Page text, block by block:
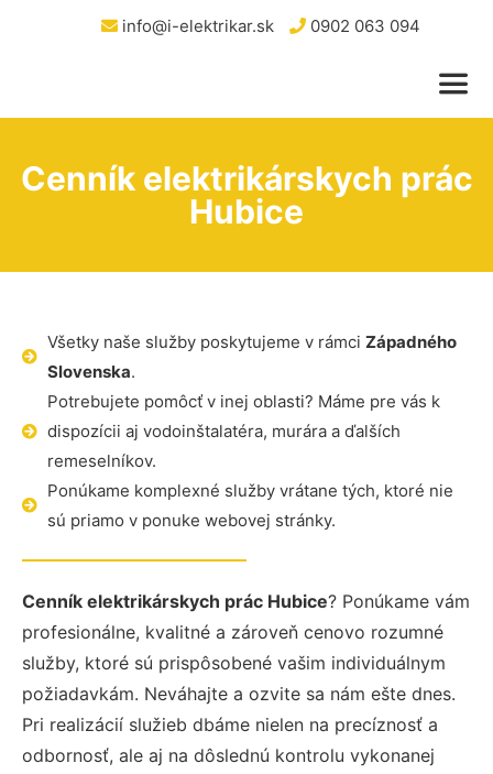
info@i-elektrikar.sk 0902 063 094
Cenník elektrikárskych prác
Hubice
Všetky naše služby poskytujeme v rámci Západného
Slovenska.
Potrebujete pomôcť v inej oblasti? Máme pre vás k
dispozícii aj vodoinštalatéra, murára a ďalších
remeselníkov.
Ponúkame komplexné služby vrátane tých, ktoré nie
sú priamo v ponuke webovej stránky.
Cenník elektrikárskych prác Hubice? Ponúkame vám
profesionálne, kvalitné a zároveň cenovo rozumné
služby, ktoré sú prispôsobené vašim individuálnym
požiadavkám. Neváhajte a ozvite sa nám ešte dnes.
Pri realizácií služieb dbáme nielen na precíznosť a
odbornosť, ale aj na dôslednú kontrolu vykonanej